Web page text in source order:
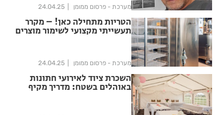
מערכת - פרסום ממומן 24.04.25
הטריות מתחילה כאן! – מקרר
תעשייתי מקצועי לשימור מוצרים
מערכת - פרסום ממומן 24.04.25
השכרת ציוד לאירועי חתונות
באוהלים בשטח: מדריך מקיף